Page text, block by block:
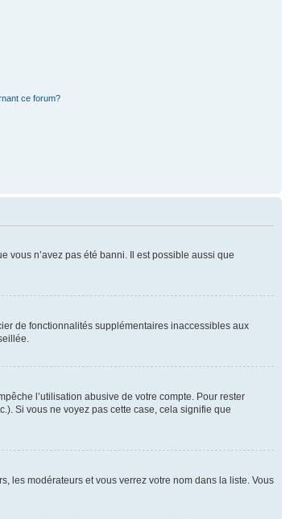
ce forum?
vous n’avez pas été banni. Il est possible aussi que
de fonctionnalités supplémentaires inaccessibles aux
l’utilisation abusive de votre compte. Pour rester
Si vous ne voyez pas cette case, cela signifie que
les modérateurs et vous verrez votre nom dans la liste. Vous